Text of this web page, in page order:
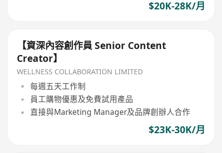
$20K-28K/月
【資深內容創作員 Senior Content
Creator】
WELLNESS COLLABORATION LIMITED
每週五天工作制
員工購物優惠及免費試用產品
直接與Marketing Manager及品牌創辦人合作
$23K-30K/月